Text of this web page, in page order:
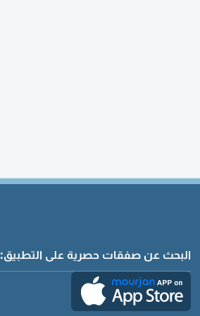
البحث عن صفقات حصرية على التطبيق: